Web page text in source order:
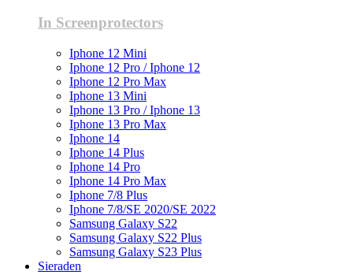
In Screenprotectors
Iphone 12 Mini
Iphone 12 Pro / Iphone 12
Iphone 12 Pro Max
Iphone 13 Mini
Iphone 13 Pro / Iphone 13
Iphone 13 Pro Max
Iphone 14
Iphone 14 Plus
Iphone 14 Pro
Iphone 14 Pro Max
Iphone 7/8 Plus
Iphone 7/8/SE 2020/SE 2022
Samsung Galaxy S22
Samsung Galaxy S22 Plus
Samsung Galaxy S23 Plus
Sieraden